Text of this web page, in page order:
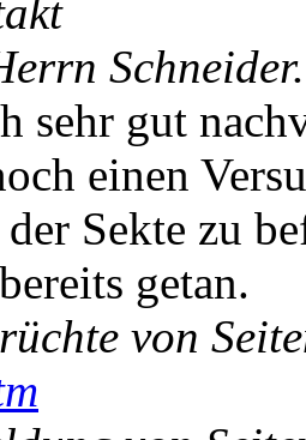
Schneider.
sehr gut
einen
der Sekte zu
getan.
von